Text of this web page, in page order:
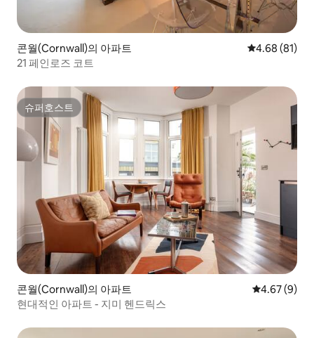
콘월(Cornwall)의 아파트 평점 4.68점(5
4.68 (81)
21 페인로즈 코트
슈퍼호스트
슈퍼호스트
콘월(Cornwall)의 아파트 평점 4.67점
4.67 (9)
현대적인 아파트 - 지미 헨드릭스